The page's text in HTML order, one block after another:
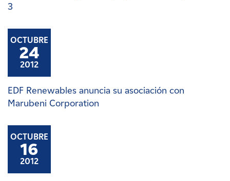
3
OCTUBRE
24
2012
EDF Renewables anuncia su asociación con
Marubeni Corporation
OCTUBRE
16
2012